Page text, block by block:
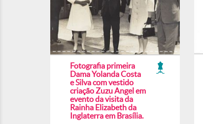
Fotografia primeira
Dama Yolanda Costa
e Silva com vestido
criação Zuzu Angel em
evento da visita da
Rainha Elizabeth da
Inglaterra em Brasília.